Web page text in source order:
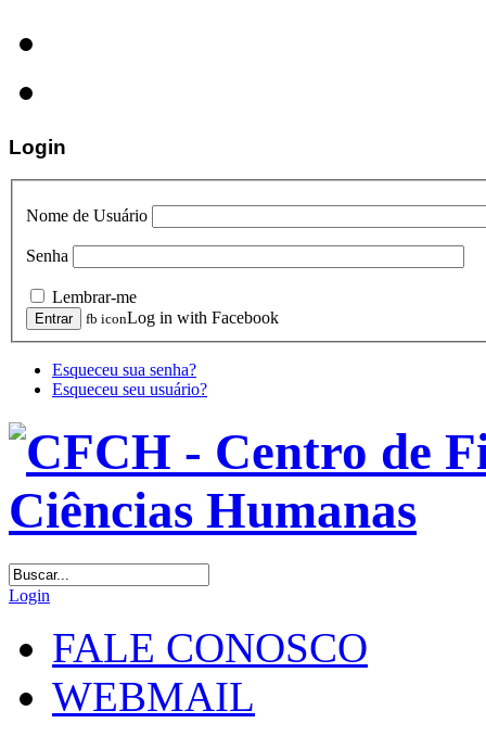
Login
Nome de Usuário
Senha
Lembrar-me
fb iconLog in with Facebook
Esqueceu sua senha?
Esqueceu seu usuário?
Login
FALE CONOSCO
WEBMAIL